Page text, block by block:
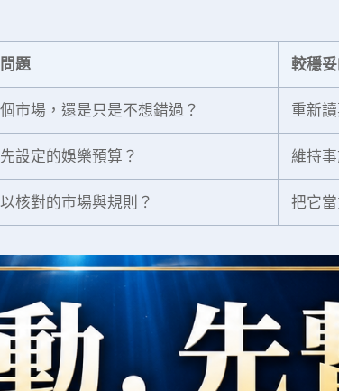
題 較穩
市場，還是只是不想錯過？ 重新
設定的娛樂預算？ 維持
核對的市場與規則？ 把它